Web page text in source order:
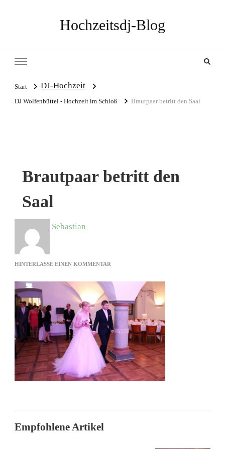
Hochzeitsdj-Blog
Start DJ-Hochzeit
DJ Wolfenbüttel - Hochzeit im Schloß Brautpaar betritt den Saal
Brautpaar betritt den
Saal
Sebastian
HINTERLASSE EINEN KOMMENTAR
BETRITT
SAAL
Empfohlene Artikel